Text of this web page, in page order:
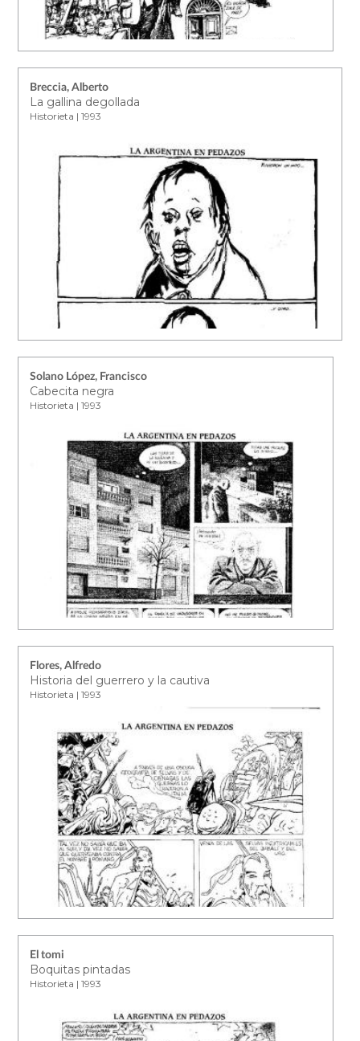
Breccia, Alberto
La gallina degollada
Historieta | 1993
Solano López, Francisco
Cabecita negra
Historieta | 1993
Flores, Alfredo
Historia del guerrero y la cautiva
Historieta | 1993
El tomi
Boquitas pintadas
Historieta | 1993